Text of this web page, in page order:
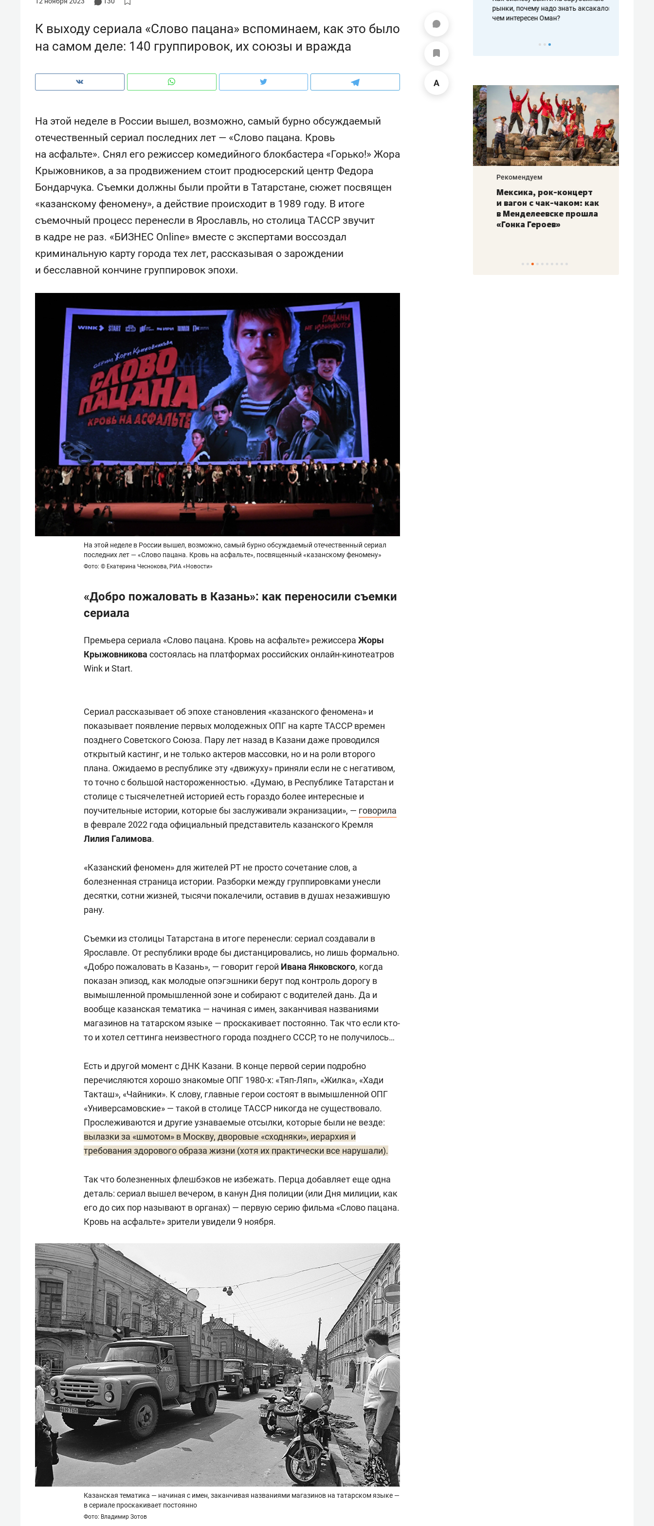
К выходу сериала «Слово пацана» вспоминаем, как это было
на самом деле: 140 группировок, их союзы и вражда
На этой неделе в России вышел, возможно, самый бурно обсуждаемый
отечественный сериал последних лет — «Слово пацана. Кровь
на асфальте». Снял его режиссер комедийного блокбастера «Горько!» Жора
Крыжовников, а за продвижением стоит продюсерский центр Федора
Бондарчука. Съемки должны были пройти в Татарстане, сюжет посвящен
«казанскому феномену», а действие происходит в 1989 году. В итоге
съемочный процесс перенесли в Ярославль, но столица ТАССР звучит
в кадре не раз. «БИЗНЕС Online» вместе с экспертами воссоздал
криминальную карту города тех лет, рассказывая о зарождении
и бесславной кончине группировок эпохи.
На этой неделе в России вышел, возможно, самый бурно обсуждаемый отечественный сериал
последних лет — «Слово пацана. Кровь на асфальте», посвященный «казанскому феномену»
Фото: © Екатерина Чеснокова, РИА «Новости»
«Добро пожаловать в Казань»: как переносили съемки
сериала
Премьера сериала «Слово пацана. Кровь на асфальте» режиссера Жоры
Крыжовникова состоялась на платформах российских онлайн-кинотеатров
Wink и Start.
Сериал рассказывает об эпохе становления «казанского феномена» и
показывает появление первых молодежных ОПГ на карте ТАССР времен
позднего Советского Союза. Пару лет назад в Казани даже проводился
открытый кастинг, и не только актеров массовки, но и на роли второго
плана. Ожидаемо в республике эту «движуху» приняли если не с негативом,
то точно с большой настороженностью. «Думаю, в Республике Татарстан и
столице с тысячелетней историей есть гораздо более интересные и
поучительные истории, которые бы заслуживали экранизации», — говорила
в феврале 2022 года официальный представитель казанского Кремля
Лилия Галимова.
«Казанский феномен» для жителей РТ не просто сочетание слов, а
болезненная страница истории. Разборки между группировками унесли
десятки, сотни жизней, тысячи покалечили, оставив в душах незажившую
рану.
Съемки из столицы Татарстана в итоге перенесли: сериал создавали в
Ярославле. От республики вроде бы дистанцировались, но лишь формально.
«Добро пожаловать в Казань», — говорит герой Ивана Янковского, когда
показан эпизод, как молодые опэгэшники берут под контроль дорогу в
вымышленной промышленной зоне и собирают с водителей дань. Да и
вообще казанская тематика — начиная с имен, заканчивая названиями
магазинов на татарском языке — проскакивает постоянно. Так что если кто-
то и хотел сеттинга неизвестного города позднего СССР, то не получилось…
Есть и другой момент с ДНК Казани. В конце первой серии подробно
перечисляются хорошо знакомые ОПГ 1980-х: «Тяп-Ляп», «Жилка», «Хади
Такташ», «Чайники». К слову, главные герои состоят в вымышленной ОПГ
«Универсамовские» — такой в столице ТАССР никогда не существовало.
Прослеживаются и другие узнаваемые отсылки, которые были не везде:
вылазки за «шмотом» в Москву, дворовые «сходняки», иерархия и
требования здорового образа жизни (хотя их практически все нарушали).
Так что болезненных флешбэков не избежать. Перца добавляет еще одна
деталь: сериал вышел вечером, в канун Дня полиции (или Дня милиции, как
его до сих пор называют в органах) — первую серию фильма «Слово пацана.
Кровь на асфальте» зрители увидели 9 ноября.
Казанская тематика — начиная с имен, заканчивая названиями магазинов на татарском языке —
в сериале проскакивает постоянно
Фото: Владимир Зотов
рынки, почему надо знать аксакалов и
чем интересен Оман?
Как ГК «МИР ГРУПП» и ВТБ
создают оазис жилого
комфорта под Казанью
150 камер до квартиры и Face
ID вместо ключа: какой будет
Рекомендуем
Опыт выживания в дикой
природе, работа
состоянием как основа
антихрупких команд
Рекомендуем
Мексика, рок-концерт
и вагон с чак-чаком: как
в Менделеевске прошла
«Гонка Героев»